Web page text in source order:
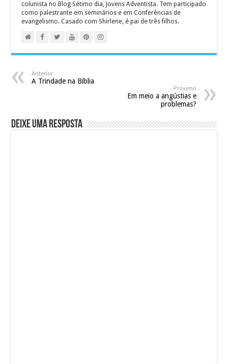
colunista no Blog Sétimo dia, Jovens Adventista. Tem participado
como palestrante em seminários e em Conferências de
evangelismo. Casado com Shirlene, é pai de três filhos.
Anterior
A Trindade na Bíblia
Próximo
Em meio a angústias e
problemas?
Deixe uma resposta